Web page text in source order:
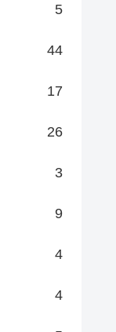
5
44
17
26
3
9
4
4